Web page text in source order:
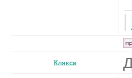
Клякса